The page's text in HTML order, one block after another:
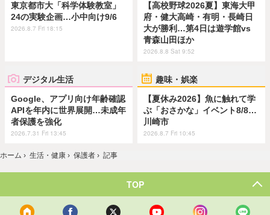
東京都市大「科学体験教室」
24の実験企画…小中向け9/6
2026.8.7 Fri 18:15
【高校野球2026夏】東海大甲
府・健大高崎・有明・長崎日
大が勝利…第4日は遊学館vs
青森山田ほか
2026.8.8 Sat 9:52
デジタル生活
Google、アプリ向け年齢確認
APIを年内に世界展開…未成年
者保護を強化
2026.7.31 Fri 13:45
趣味・娯楽
【夏休み2026】魚に触れて学
ぶ「おさかな」イベント8/8…
川崎市
2026.8.7 Fri 10:45
ホーム › 生活・健康 › 保護者 › 記事
TOP